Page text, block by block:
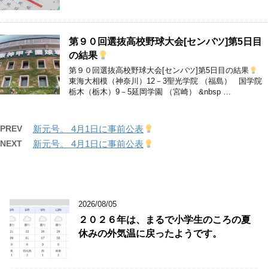
第９０回選抜高校野球大会[センバツ]第5日目
の結果
第９０回選抜高校野球大会[センバツ]第5日目の結果
東海大相模（神奈川）12－3聖光学院 （福島） 国学院
栃木（栃木）9－5延岡学園 （宮崎） &nbsp …
PREV 新元号。 4月1日に事前公表
NEXT 新元号。 4月1日に事前公表
2026/08/05
２０２６年は、まるで小学生のころの夏
休みの外気温に戻ったようです。